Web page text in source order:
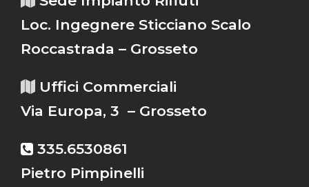
Loc. Ingegnere Sticciano Scalo
Roccastrada – Grosseto
Uffici Commerciali
Via Europa, 3 – Grosseto
335.6530861
Pietro Pimpinelli